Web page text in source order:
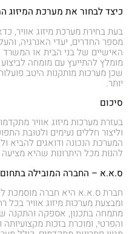
כיצד לבחור את מערכת המיזוג
בעת בחירת מערכת מיזוג אוויר,
מספר החדרים, יעדי האנרגיה,
האישיים של בני הבית או
מומלץ להתייעץ עם מומחה
שכן מערכות מותקנות היטב
יותר.
סיכום
בעזרת מערכות מיזוג אוויר
וליצור חללים נעימים ולטובת
המערכת הנכונה ודואגים להביא
להנות מכל היתרונות שהיא מציעה
ס.א.א – החברה המובילה בתחום
חברת ס.א.א היא חברה מוסמכת
מתמחה בתכנון, אספקה והתקנה
והפרטי, ומוכרת בזכות